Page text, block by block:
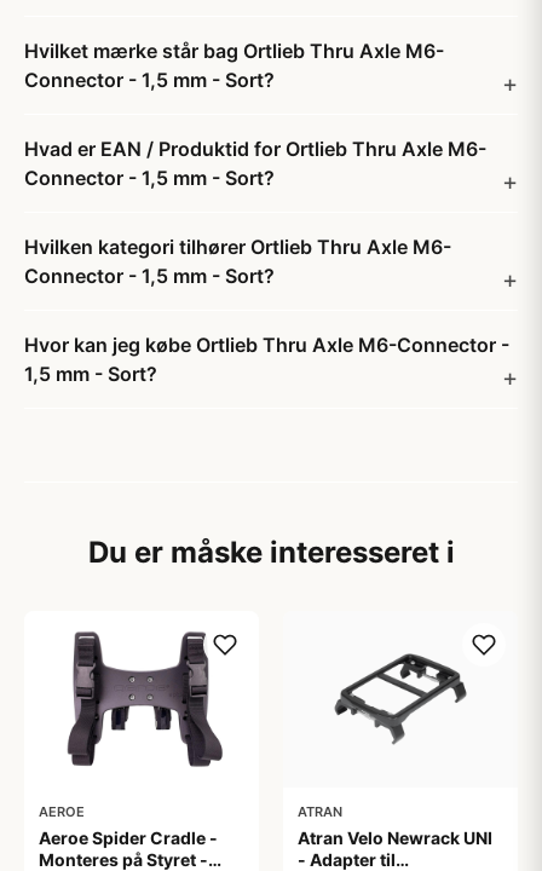
Hvilket mærke står bag Ortlieb Thru Axle M6-
Connector - 1,5 mm - Sort?
Hvad er EAN / Produktid for Ortlieb Thru Axle M6-
Connector - 1,5 mm - Sort?
Hvilken kategori tilhører Ortlieb Thru Axle M6-
Connector - 1,5 mm - Sort?
Hvor kan jeg købe Ortlieb Thru Axle M6-Connector -
1,5 mm - Sort?
Du er måske interesseret i
AEROE
Aeroe Spider Cradle -
Monteres på Styret -
ATRAN
Atran Velo Newrack UNI
- Adapter til